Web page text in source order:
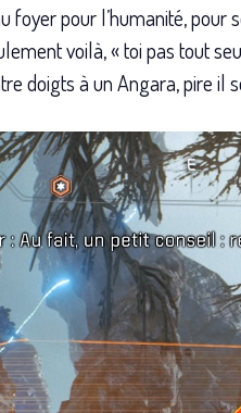
foyer pour l’humanité,
voilà, « toi pas tout
doigts à un Angara, pire il